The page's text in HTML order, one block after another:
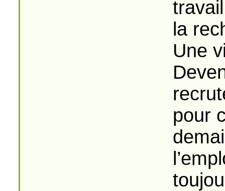
la
Une
pour